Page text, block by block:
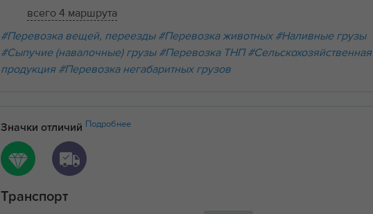
всего 4 маршрута
#Перевозка вещей, переезды #Перевозка животных #Наливные грузы
#Сыпучие (навалочные) грузы #Перевозка ТНП #Сельскохозяйственная
продукция #Перевозка негабаритных грузов
Значки отличий Подробнее
Транспорт